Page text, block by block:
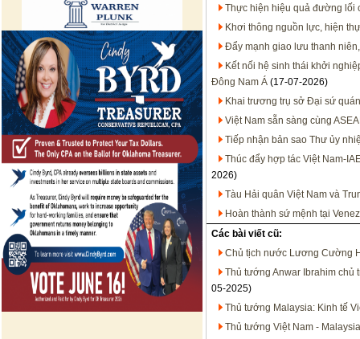
Thực hiện hiệu quả đường lối
Khơi thông nguồn lực, hiện
Đẩy mạnh giao lưu thanh
Kết nối hệ sinh thái khởi
Đông Nam Á (17-07-2026)
Khai trương trụ sở Đại sứ
Việt Nam sẵn sàng cùng
Tiếp nhận bản sao Thư ủy
Thúc đẩy hợp tác Việt Nam-
2026)
Tàu Hải quân Việt Nam và
Hoàn thành sứ mệnh tại
Các bài viết cũ:
Chủ tịch nước Lương Cường
Thủ tướng Anwar Ibrahim chủ
05-2025)
Thủ tướng Malaysia: Kinh tế
Thủ tướng Việt Nam -